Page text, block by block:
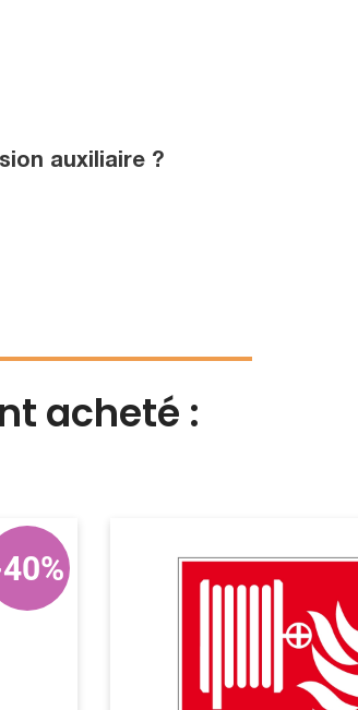
auxiliaire ?
acheté :